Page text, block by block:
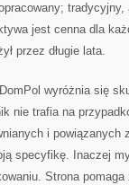
jest cenna dla
przez długie lata.
wyróżnia się
nie trafia na
i powiązanych
specyfikę. Inaczej
Strona pomaga